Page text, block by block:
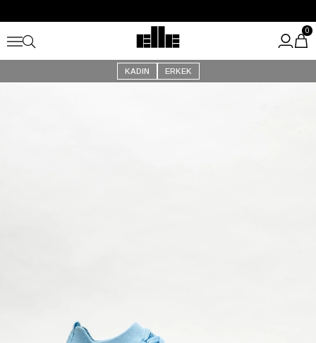
Kargo Ücretsiz!
KADIN ERKEK
0